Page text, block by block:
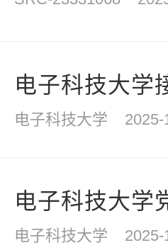
电子科技大学
电子科技大学
电子科技大学
电子科技大学